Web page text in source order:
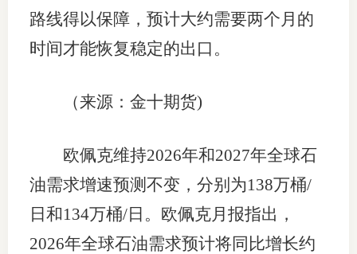
路线得以保障，预计大约需要两个月的
时间才能恢复稳定的出口。
（来源：金十期货)
欧佩克维持2026年和2027年全球石
油需求增速预测不变，分别为138万桶/
日和134万桶/日。欧佩克月报指出，
2026年全球石油需求预计将同比增长约